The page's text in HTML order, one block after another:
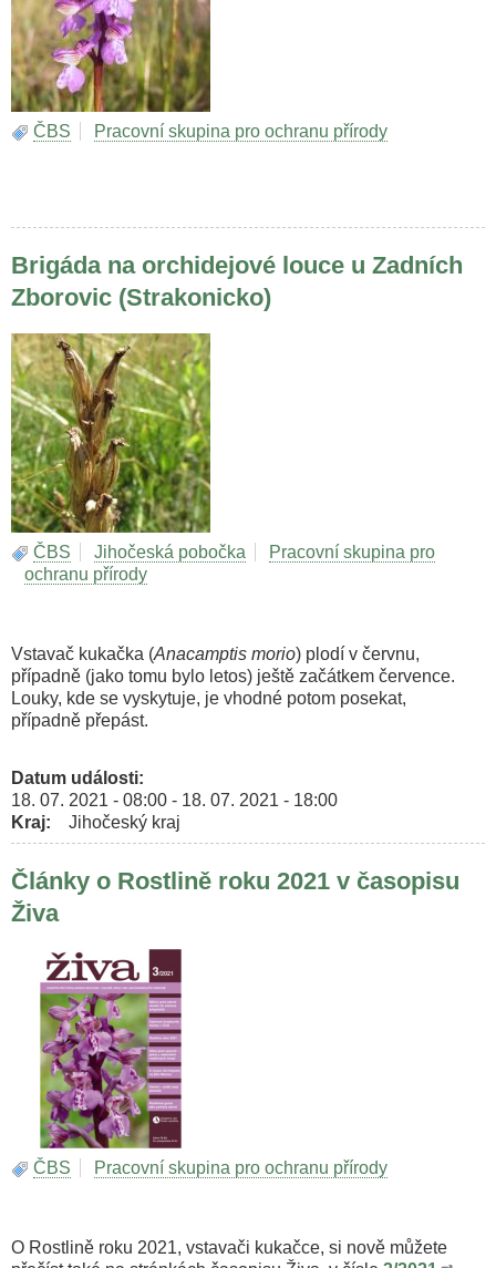
ČBS Pracovní skupina pro ochranu přírody
Brigáda na orchidejové louce u Zadních
Zborovic (Strakonicko)
ČBS Jihočeská pobočka
Pracovní skupina pro
ochranu přírody
Vstavač kukačka (Anacamptis morio) plodí v červnu,
případně (jako tomu bylo letos) ještě začátkem července.
Louky, kde se vyskytuje, je vhodné potom posekat,
případně přepást.
Datum události
18. 07. 2021 - 08:00 - 18. 07. 2021 - 18:00
Kraj
Jihočeský kraj
Články o Rostlině roku 2021 v časopisu
Živa
ČBS Pracovní skupina pro ochranu přírody
O Rostlině roku 2021, vstavači kukačce, si nově můžete